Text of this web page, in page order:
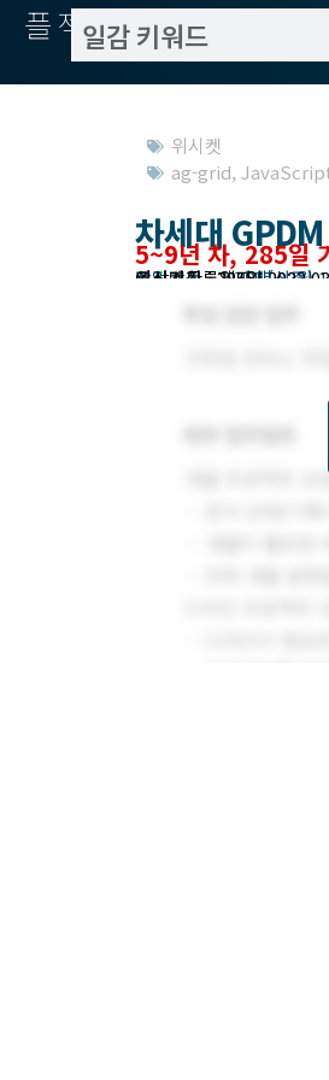
플젝서치
위시켓
ag-grid,
차세대
5~9년 차, 285일
작업방식 : 기간제(상주)
모집기한 : 2022년 03월
예상기간 : 285일
위시켓등록일자 :